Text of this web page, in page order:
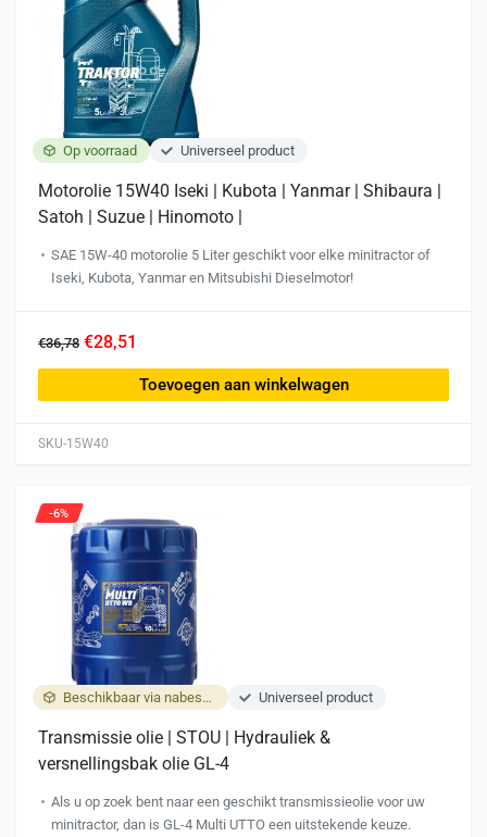
Op voorraad Universeel product
SKU-15W40
Motorolie 15W40 Iseki | Kubota | Yanmar | Shibaura |
Satoh | Suzue | Hinomoto |
SAE 15W-40 motorolie 5 Liter geschikt voor elke minitractor of
Iseki, Kubota, Yanmar en Mitsubishi Dieselmotor!
€36,78 €28,51
Toevoegen aan winkelwagen
Beschikbaar via nabestelling Universeel product
-6%
Transmissie olie | STOU | Hydrauliek &
versnellingsbak olie GL-4
Als u op zoek bent naar een geschikt transmissieolie voor uw
minitractor, dan is GL-4 Multi UTTO een uitstekende keuze.